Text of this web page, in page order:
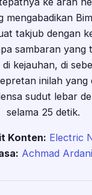
mengabadikan
takjub dengan
sambaran yang
kejauhan, di
inilah yang
sudut lebar
selama 25 detik.
Konten: Electric
Achmad